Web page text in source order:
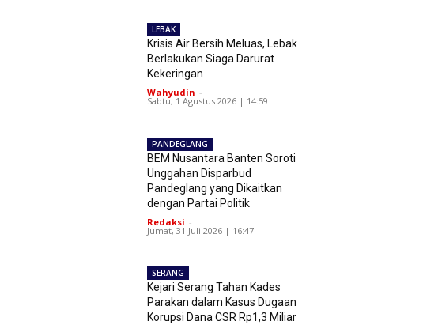
LEBAK
Krisis Air Bersih Meluas, Lebak
Berlakukan Siaga Darurat
Kekeringan
Wahyudin -
Sabtu, 1 Agustus 2026 | 14:59
PANDEGLANG
BEM Nusantara Banten Soroti
Unggahan Disparbud
Pandeglang yang Dikaitkan
dengan Partai Politik
Redaksi -
Jumat, 31 Juli 2026 | 16:47
SERANG
Kejari Serang Tahan Kades
Parakan dalam Kasus Dugaan
Korupsi Dana CSR Rp1,3 Miliar